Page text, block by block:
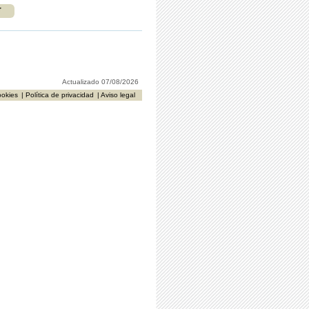
Actualizado 07/08/2026
| Aviso legal
| Política de privacidad